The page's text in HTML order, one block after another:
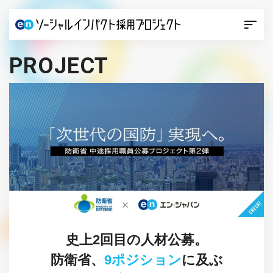
PROJECT
史上2回目の人材公募。
防衛省、 9ポジションに及ぶ